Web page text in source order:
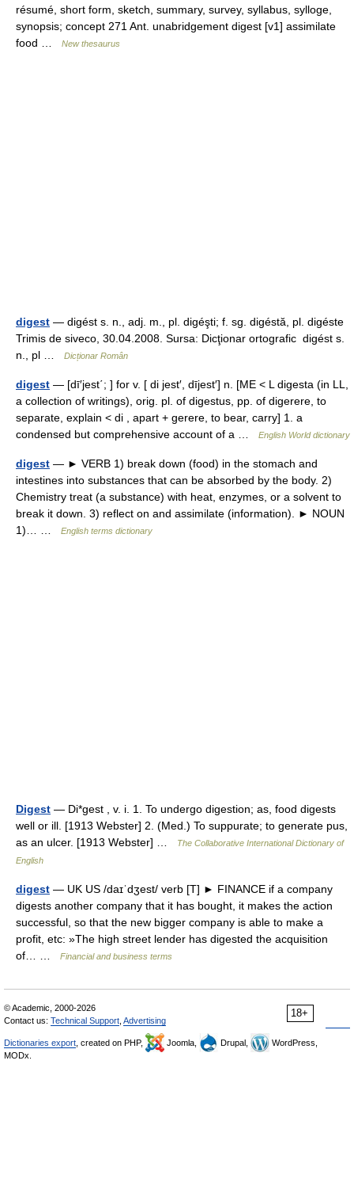
résumé, short form, sketch, summary, survey, syllabus, sylloge,
synopsis; concept 271 Ant. unabridgement digest [v1] assimilate
food …
New thesaurus
digest — digést s. n., adj. m., pl. digéşti; f. sg. digéstă, pl. digéste
Trimis de siveco, 30.04.2008. Sursa: Dicţionar ortografic digést s.
n., pl …
Dicționar Român
digest — [dī′jest΄; ] for v. [ di jest′, dījest′] n. [ME < L digesta (in LL,
a collection of writings), orig. pl. of digestus, pp. of digerere, to
separate, explain < di , apart + gerere, to bear, carry] 1. a
condensed but comprehensive account of a …
English World dictionary
digest — ► VERB 1) break down (food) in the stomach and
intestines into substances that can be absorbed by the body. 2)
Chemistry treat (a substance) with heat, enzymes, or a solvent to
break it down. 3) reflect on and assimilate (information). ► NOUN
1)… …
English terms dictionary
Digest — Di*gest , v. i. 1. To undergo digestion; as, food digests
well or ill. [1913 Webster] 2. (Med.) To suppurate; to generate pus,
as an ulcer. [1913 Webster] …
The Collaborative International Dictionary of
English
digest — UK US /daɪˈdʒest/ verb [T] ► FINANCE if a company
digests another company that it has bought, it makes the action
successful, so that the new bigger company is able to make a
profit, etc: »The high street lender has digested the acquisition
of… …
Financial and business terms
18+
© Academic, 2000-2026
Contact us: Technical Support Advertising
Dictionaries export , created on PHP, Joomla, Drupal,
WordPress,
MODx.